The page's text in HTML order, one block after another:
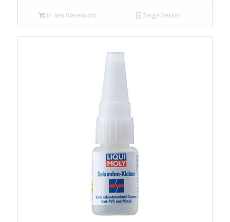
In den Warenkorb Zeige Details